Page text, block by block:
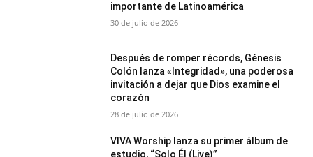
importante de Latinoamérica
30 de julio de 2026
Después de romper récords, Génesis
Colón lanza «Integridad», una poderosa
invitación a dejar que Dios examine el
corazón
28 de julio de 2026
VIVA Worship lanza su primer álbum de
estudio, “Solo Él (Live)”